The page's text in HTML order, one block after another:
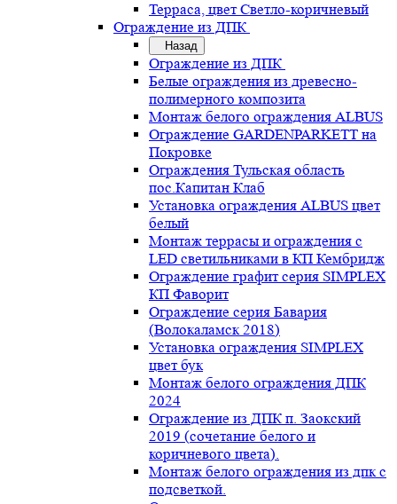
Терраса, цвет Светло-коричневый
Ограждение из ДПК
Назад
Ограждение из ДПК
Белые ограждения из древесно-
полимерного композита
Монтаж белого ограждения ALBUS
Ограждение GARDENPARKETT на
Покровке
Ограждения Тульская область
пос.Капитан Клаб
Установка ограждения ALBUS цвет
белый
Монтаж террасы и ограждения с
LED светильниками в КП Кембридж
Ограждение графит серия SIMPLEX
КП Фаворит
Ограждение серия Бавария
(Волокаламск 2018)
Установка ограждения SIMPLEX
цвет бук
Монтаж белого ограждения ДПК
2024
Ограждение из ДПК п. Заокский
2019 (сочетание белого и
коричневого цвета).
Монтаж белого ограждения из дпк с
подсветкой.